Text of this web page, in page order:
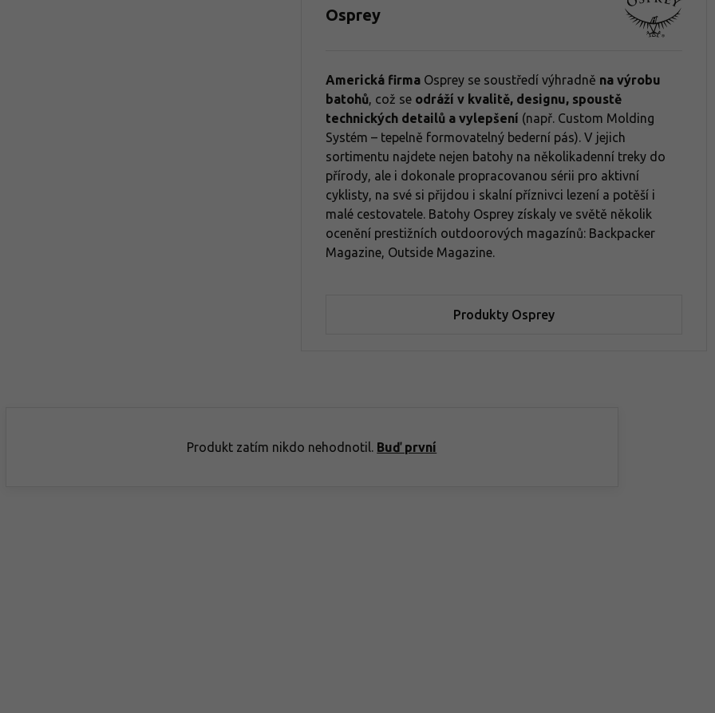
Osprey
Americká firma Osprey se soustředí výhradně na výrobu
batohů, což se odráží v kvalitě, designu, spoustě
technických detailů a vylepšení (např. Custom Molding
Systém – tepelně formovatelný bederní pás). V jejich
sortimentu najdete nejen batohy na několikadenní treky do
přírody, ale i dokonale propracovanou sérii pro aktivní
cyklisty, na své si přijdou i skalní příznivci lezení a potěší i
malé cestovatele. Batohy Osprey získaly ve světě několik
ocenění prestižních outdoorových magazínů: Backpacker
Magazine, Outside Magazine.
Produkty Osprey
Produkt zatím nikdo nehodnotil. Buď první